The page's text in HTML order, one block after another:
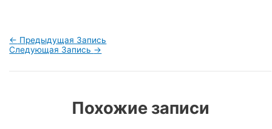
Навигация
по
← Предыдущая Запись
Следующая Запись →
Похожие записи